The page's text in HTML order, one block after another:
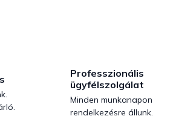
Professzionális
ügyfélszolgálat
Minden munkanapon
rendelkezésre állunk.